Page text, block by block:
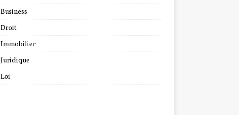
Business
Droit
Immobilier
Juridique
Loi